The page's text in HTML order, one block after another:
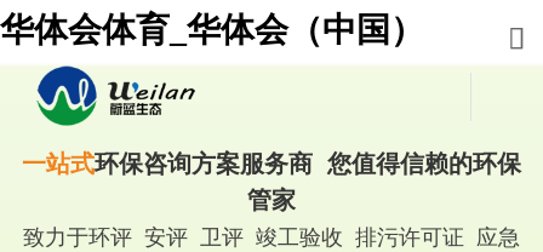
华体会体育_华体会（中国）
一站式环保咨询方案服务商 您值得信赖的环保
管家
致力于环评 安评 卫评 竣工验收 排污许可证 应急